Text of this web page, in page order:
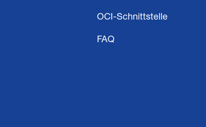
OCI-Schnittstelle
FAQ